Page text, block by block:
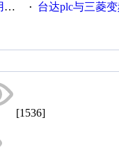
· 台达plc与三菱
[1536]